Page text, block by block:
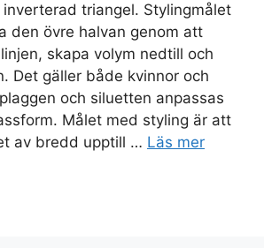
triangel. Stylingmålet
den övre halvan genom att
skapa volym nedtill och
Det gäller både kvinnor och
och siluetten anpassas
Målet med styling är att
av bredd upptill … Läs mer